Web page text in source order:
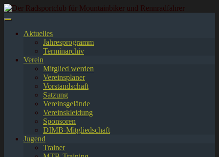
Springe
zum
Aktuelles
Jahresprogramm
Terminarchiv
Verein
Mitglied werden
Vereinsplaner
Vorstandschaft
Satzung
Vereinsgelände
Vereinskleidung
Sponsoren
DIMB-Mitgliedschaft
Jugend
Trainer